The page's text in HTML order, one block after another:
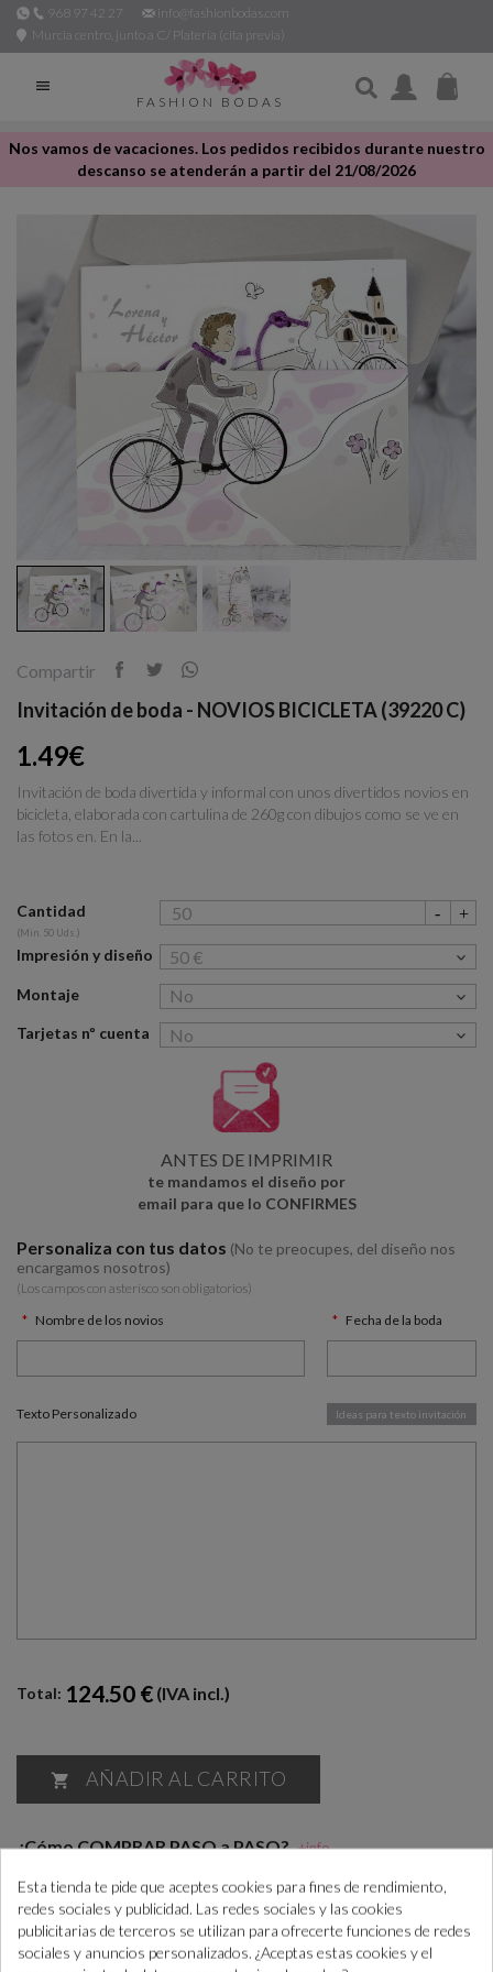
968 97 42 27
info@fashionbodas.com
Murcia centro, junto a C/ Platería (cita previa)

FASHION BODAS
Nos vamos de vacaciones. Los pedidos recibidos durante nuestro
descanso se atenderán a partir del 21/08/2026
Compartir
Invitación de boda - NOVIOS BICICLETA (39220 C)
1.49€
Invitación de boda divertida y informal con unos divertidos novios en
bicicleta, elaborada con cartulina de 260g con dibujos como se ve en
las fotos en. En la...
Cantidad
(Min. 50 Uds.)
Impresión y diseño
Montaje
Tarjetas nº cuenta
ANTES DE IMPRIMIR
te mandamos el diseño por
email para que lo CONFIRMES
Personaliza con tus datos (No te preocupes, del diseño nos
encargamos nosotros)
(Los campos con asterísco son obligatorios)
Nombre de los novios
Fecha de la boda
Texto Personalizado Ideas para texto invitación
Total: 124.50 € (IVA incl.)
 AÑADIR AL CARRITO
¿Cómo COMPRAR PASO a PASO? +info
Realiza el pedido
En máx. 7 días
Confirma el
En máx. 14 días
Esta tienda te pide que aceptes cookies para fines de rendimiento,
redes sociales y publicidad. Las redes sociales y las cookies
publicitarias de terceros se utilizan para ofrecerte funciones de redes
sociales y anuncios personalizados. ¿Aceptas estas cookies y el